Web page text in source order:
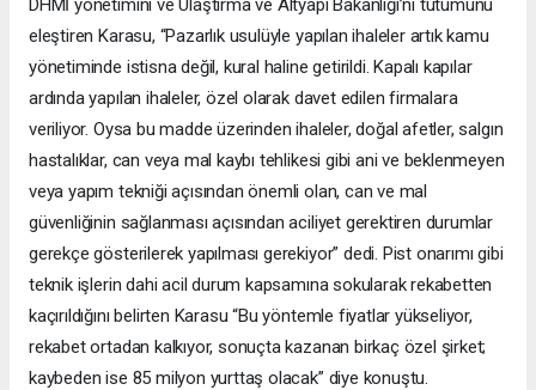
DHMİ yönetimini ve Ulaştırma ve Altyapı Bakanlığı’nı tutumunu
eleştiren Karasu, “Pazarlık usulüyle yapılan ihaleler artık kamu
yönetiminde istisna değil, kural haline getirildi. Kapalı kapılar
ardında yapılan ihaleler, özel olarak davet edilen firmalara
veriliyor. Oysa bu madde üzerinden ihaleler, doğal afetler, salgın
hastalıklar, can veya mal kaybı tehlikesi gibi ani ve beklenmeyen
veya yapım tekniği açısından önemli olan, can ve mal
güvenliğinin sağlanması açısından aciliyet gerektiren durumlar
gerekçe gösterilerek yapılması gerekiyor” dedi. Pist onarımı gibi
teknik işlerin dahi acil durum kapsamına sokularak rekabetten
kaçırıldığını belirten Karasu “Bu yöntemle fiyatlar yükseliyor,
rekabet ortadan kalkıyor, sonuçta kazanan birkaç özel şirket;
kaybeden ise 85 milyon yurttaş olacak” diye konuştu.